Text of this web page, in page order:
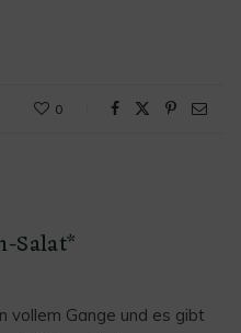
0
Salat*
vollem Gange und es gibt